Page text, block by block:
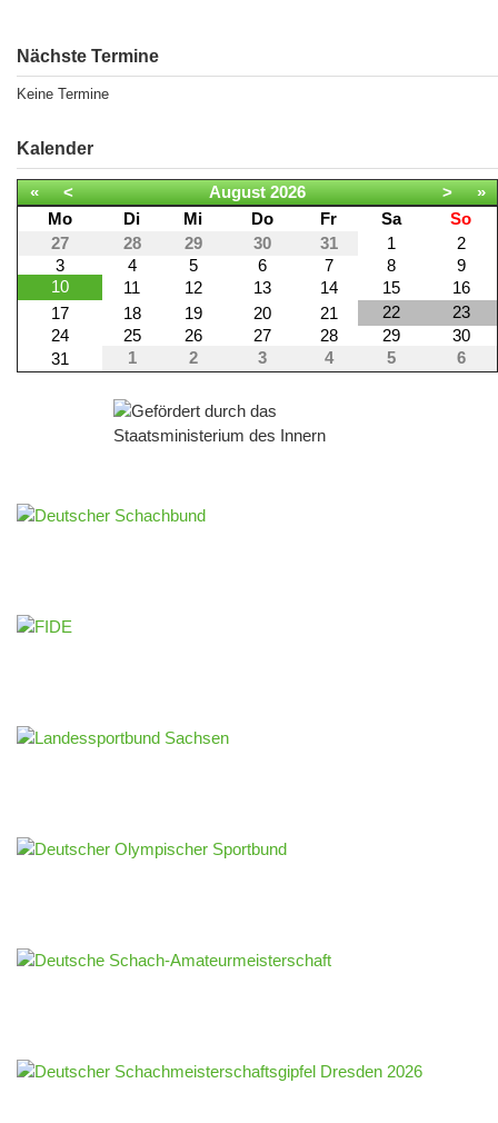
Nächste Termine
Keine Termine
Kalender
« < August 2026 >
»
Mo
Di Mi Do Fr Sa
So
27
28 29 30 31 1
2
3
4 5 6 7 8
9
10
11 12 13 14 15
16
17
18 19 20 21 22
23
24
25 26 27 28 29
30
31
1 2 3 4 5 6